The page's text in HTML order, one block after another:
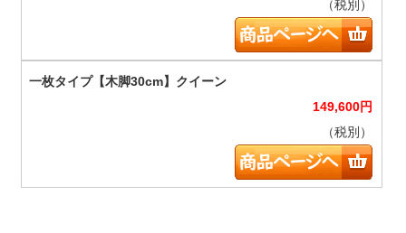
（税別）
149,600円
（税別）